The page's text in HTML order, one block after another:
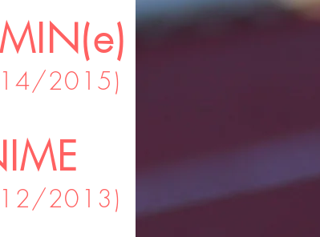
ÉVÉNEMENTS DU CLUB
2015)
2013)